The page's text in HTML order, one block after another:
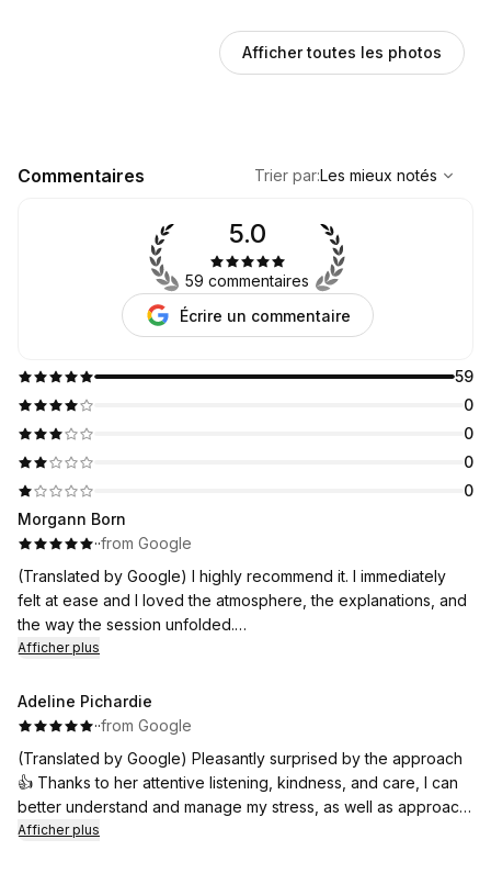
Afficher toutes les photos
Commentaires
Les mieux notés
Trier par:Les mieux notés
59
0
0
0
0
5.0
59 commentaires
Écrire un commentaire
Morgann Born
··from Google
(Translated by Google) I highly recommend it. I immediately
felt at ease and I loved the atmosphere, the explanations, and
the way the session unfolded.
Je recommande. Je me suis de suite sentie à l'aise et j'ai
adoré l'ambiance, les explications et le déroulement de la
Afficher plus
Adeline Pichardie
··from Google
(Translated by Google) Pleasantly surprised by the approach
👍 Thanks to her attentive listening, kindness, and care, I can
better understand and manage my stress, as well as approach
my work-related discomfort with greater perspective and
Afficher plus